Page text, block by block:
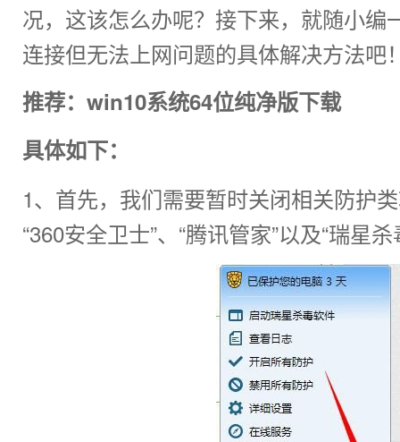
况，这该怎么办呢？接下来，就随小
连接但无法上网问题的具体解决方法吧
推荐： win10系统64位纯净版下载
具体如下：
1、首先，我们需要暂时关闭相关防护
“360安全卫士”、“腾讯管家”以及“瑞星